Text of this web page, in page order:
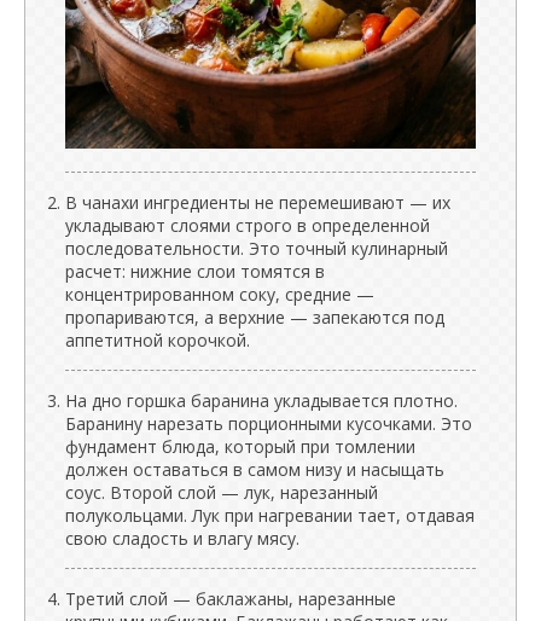
В чанахи ингредиенты не перемешивают — их
укладывают слоями строго в определенной
последовательности. Это точный кулинарный
расчет: нижние слои томятся в
концентрированном соку, средние —
пропариваются, а верхние — запекаются под
аппетитной корочкой.
На дно горшка баранина укладывается плотно.
Баранину нарезать порционными кусочками. Это
фундамент блюда, который при томлении
должен оставаться в самом низу и насыщать
соус. Второй слой — лук, нарезанный
полукольцами. Лук при нагревании тает, отдавая
свою сладость и влагу мясу.
Третий слой — баклажаны, нарезанные